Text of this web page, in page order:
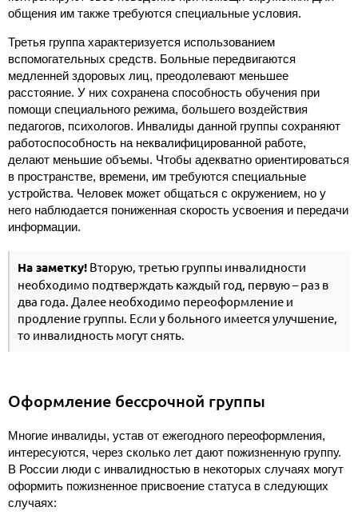
общения им также требуются специальные условия.
Третья группа характеризуется использованием
вспомогательных средств. Больные передвигаются
медленней здоровых лиц, преодолевают меньшее
расстояние. У них сохранена способность обучения при
помощи специального режима, большего воздействия
педагогов, психологов. Инвалиды данной группы сохраняют
работоспособность на неквалифицированной работе,
делают меньшие объемы. Чтобы адекватно ориентироваться
в пространстве, времени, им требуются специальные
устройства. Человек может общаться с окружением, но у
него наблюдается пониженная скорость усвоения и передачи
информации.
На заметку! Вторую, третью группы инвалидности
необходимо подтверждать каждый год, первую – раз в
два года. Далее необходимо переоформление и
продление группы. Если у больного имеется улучшение,
то инвалидность могут снять.
Оформление бессрочной группы
Многие инвалиды, устав от ежегодного переоформления,
интересуются, через сколько лет дают пожизненную группу.
В России люди с инвалидностью в некоторых случаях могут
оформить пожизненное присвоение статуса в следующих
случаях: